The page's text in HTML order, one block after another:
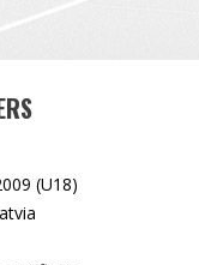
(U18)